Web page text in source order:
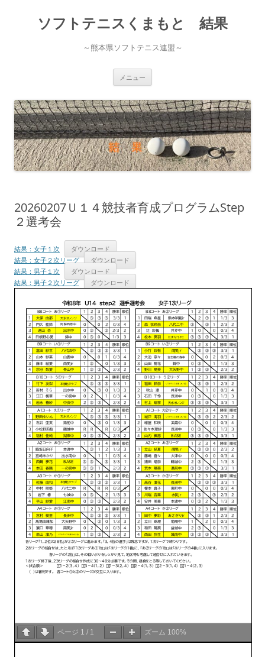
ソフトテニスくまもと 結果
～熊本県ソフトテニス連盟～
メニュー
ン
ツ
へ
ス
キ
ッ
プ
20260207Ｕ１４競技者育成プログラムStep
２選考会
結果：女子１次
ダウンロード
結果：女子２次リーグ
ダウンロード
結果：男子１次
ダウンロード
結果：男子２次リーグ
ダウンロード
ページ 1 / 1 ズーム 100%